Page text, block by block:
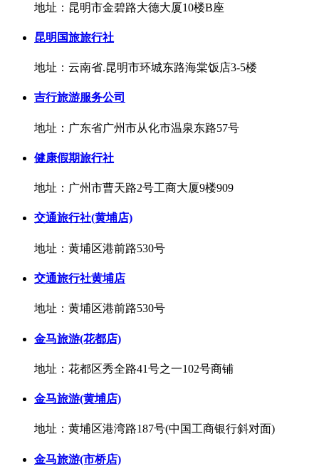
地址：昆明市金碧路大德大厦10楼B座
昆明国旅旅行社
地址：云南省.昆明市环城东路海棠饭店3-5楼
吉行旅游服务公司
地址：广东省广州市从化市温泉东路57号
健康假期旅行社
地址：广州市曹天路2号工商大厦9楼909
交通旅行社(黄埔店)
地址：黄埔区港前路530号
交通旅行社黄埔店
地址：黄埔区港前路530号
金马旅游(花都店)
地址：花都区秀全路41号之一102号商铺
金马旅游(黄埔店)
地址：黄埔区港湾路187号(中国工商银行斜对面)
金马旅游(市桥店)